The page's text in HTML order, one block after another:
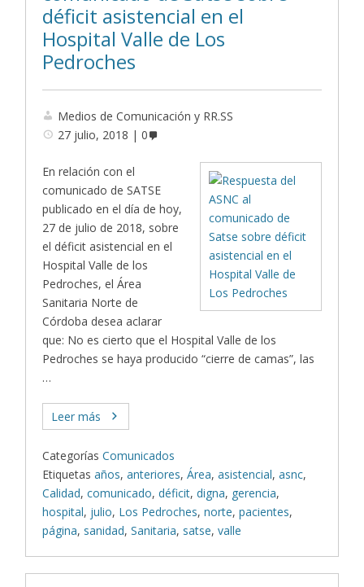
déficit asistencial en el
Hospital Valle de Los
Pedroches
Medios de Comunicación y RR.SS
27 julio, 2018
0
En relación con el
comunicado de SATSE
publicado en el día de hoy,
27 de julio de 2018, sobre
el déficit asistencial en el
Hospital Valle de los
Pedroches, el Área
Sanitaria Norte de
Córdoba desea aclarar
que: No es cierto que el Hospital Valle de los
Pedroches se haya producido “cierre de camas”, las
…
Leer más
Categorías Comunicados
Etiquetas años,anteriores,Área,asistencial,asnc,
Calidad,comunicado,déficit,digna, gerencia,
hospital, julio, Los Pedroches,norte,pacientes,
página, sanidad,Sanitaria, satse,valle